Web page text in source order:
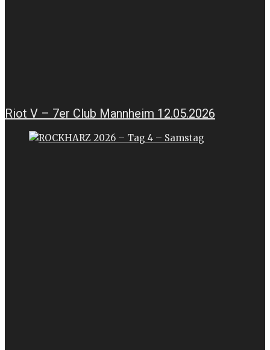
Riot V – 7er Club Mannheim 12.05.2026